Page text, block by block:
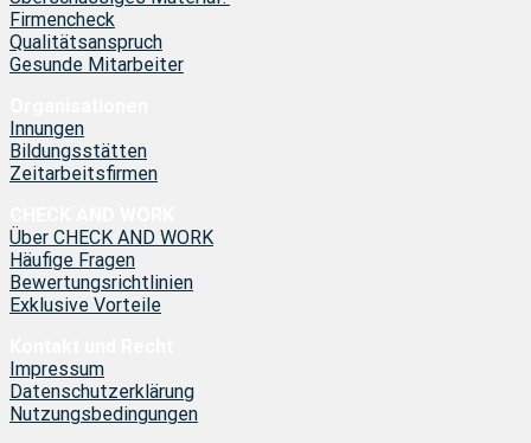
Firmencheck
Qualitätsanspruch
Gesunde Mitarbeiter
Innungen
Bildungsstätten
Zeitarbeitsfirmen
Über CHECK AND WORK
Häufige Fragen
Bewertungsrichtlinien
Exklusive Vorteile
Impressum
Datenschutzerklärung
Nutzungsbedingungen